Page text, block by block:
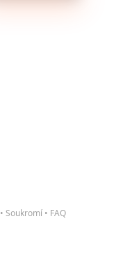
• Soukromí • FAQ